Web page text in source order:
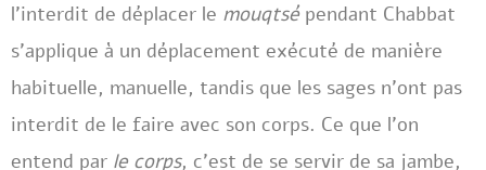
l’interdit de déplacer le mouqtsépendant Chabbat
s’applique à un déplacement exécuté de manière
habituelle, manuelle, tandis que les sages n’ont pas
interdit de le faire avec son corps. Ce que l’on
entend par le corps, c’est de se servir de sa jambe,